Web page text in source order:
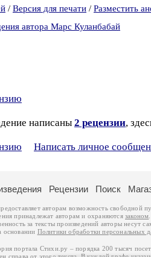
/ Версия для печати / Разместить
автора Марс Куланбабай
написаны 2 рецензии,
Написать личное
Рецензии Поиск
авторам возможность свободной
принадлежат авторам и охраняются законом
за тексты произведений авторы несут
основании Политики обработки персональных
портала Стихи.ру – порядка 200 тысяч
справа от этого текста. В каждой графе